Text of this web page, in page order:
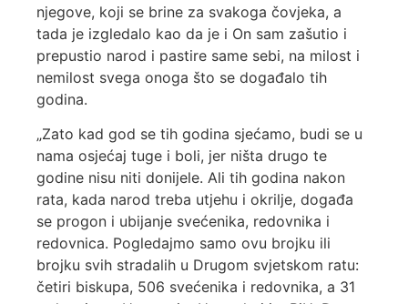
njegove, koji se brine za svakoga čovjeka, a
tada je izgledalo kao da je i On sam zašutio i
prepustio narod i pastire same sebi, na milost i
nemilost svega onoga što se događalo tih
godina.
„Zato kad god se tih godina sjećamo, budi se u
nama osjećaj tuge i boli, jer ništa drugo te
godine nisu niti donijele. Ali tih godina nakon
rata, kada narod treba utjehu i okrilje, događa
se progon i ubijanje svećenika, redovnika i
redovnica. Pogledajmo samo ovu brojku ili
brojku svih stradalih u Drugom svjetskom ratu:
četiri biskupa, 506 svećenika i redovnika, a 31